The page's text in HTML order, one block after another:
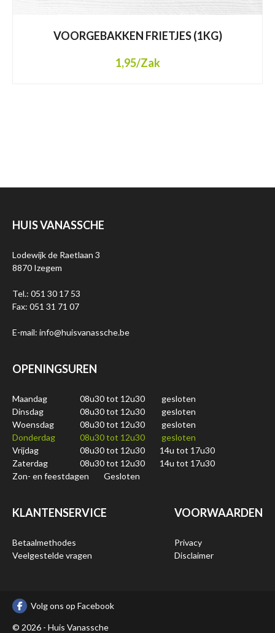
VOORGEBAKKEN FRIETJES (1KG)
1,95/Zak
HUIS VANASSCHE
Lodewijk de Raetlaan 3
8870 Izegem
Tel.: 051 30 17 53
Fax: 051 31 71 07
E-mail: info@huisvanassche.be
OPENINGSUREN
Maandag 08u30 tot 12u30
gesloten
Dinsdag
08u30 tot 12u30
gesloten
Woensdag
08u30 tot 12u30
gesloten
Donderdag
08u30 tot 12u30
gesloten
Vrijdag
08u30 tot 12u30
14u tot 17u30
Zaterdag
08u30 tot 12u30
14u tot 17u30
Zon- en feestdagen
Gesloten
KLANTENSERVICE
Betaalmethodes
Veelgestelde vragen
VOORWAARDEN
Privacy
Disclaimer
Volg ons op Facebook
© 2026 - Huis Vanassche